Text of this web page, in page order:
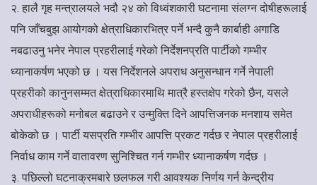
२. हालै गृह मन्त्रालयले भदौ २४ को विध्वंशकारी घटनामा संलग्न दोषीहरूलाई
पनि जाँचबुझ आयोगको क्षेत्राधिकारभित्र पर्ने भन्दै कुनै कार्बाही अगाडि
नबढाउनु भनेर नेपाल प्रहरीलाई गरेको निर्देशनप्रति पार्टीको गम्भीर
ध्यानाकर्षण भएको छ । यस निर्देशनले अपराध अनुसन्धान गर्ने नेपाली
प्रहरीको कानुनसम्मत क्षेत्राधिकारमाथि मात्रै हस्तक्षेप गरेको छैन, यसले
अपराधीहरूको मनोबल बढाउने र उन्मुक्ति दिने आपत्तिजनक मनशाय समेत
बोकेको छ । पार्टी यसप्रति गम्भीर आपत्ति प्रकट गर्दछ र नेपाल प्रहरीलाई
निर्वाध काम गर्ने वातावरण सुनिश्चित गर्न गम्भीर ध्यानाकर्षण गर्दछ ।
३. पछिल्लो घटनाक्रमबारे छलफल गरी आवश्यक निर्णय गर्न केन्द्रीय